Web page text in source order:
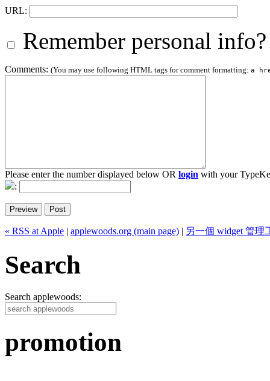
URL:
Remember personal info?
Comments: (You may use following HTML tags for comment formatting: a
Please enter the number displayed below OR login with your
:
« RSS at Apple applewoods.org (main page) 另一個 widget 管理
Search
Search applewoods:
promotion